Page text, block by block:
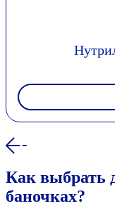
Как выбрать
баночках?